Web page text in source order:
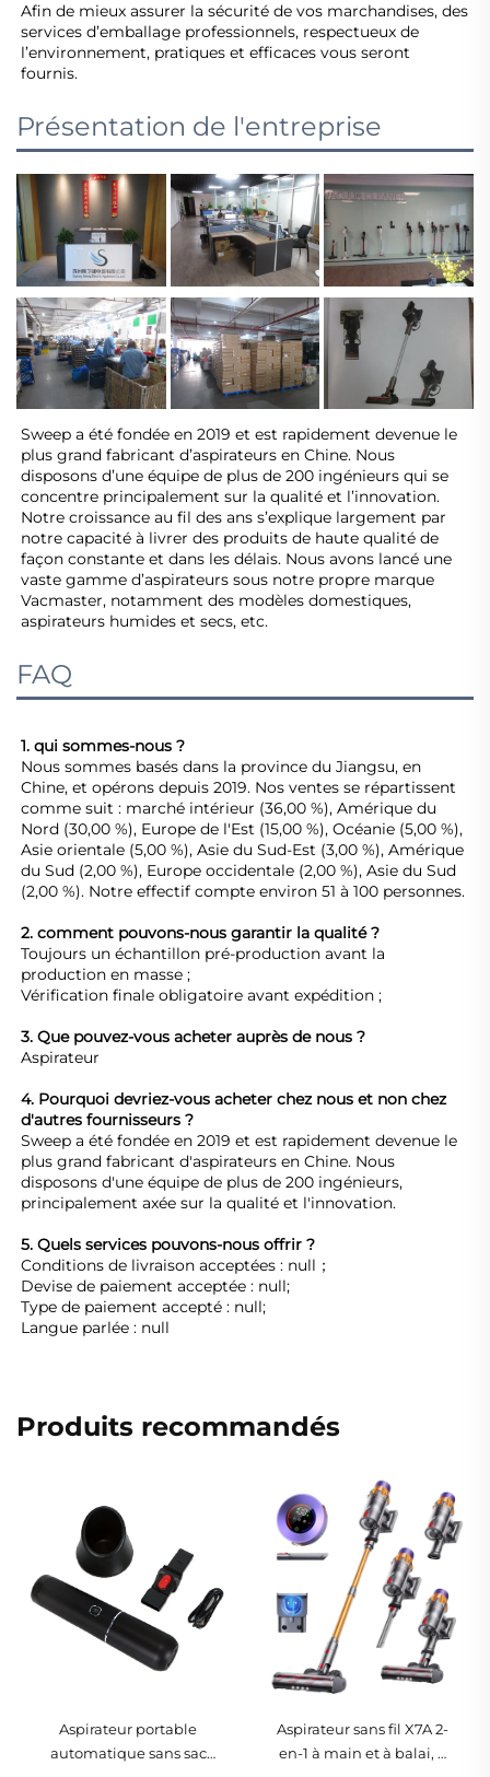
Afin de mieux assurer la sécurité de vos marchandises, des
services d’emballage professionnels, respectueux de
l’environnement, pratiques et efficaces vous seront
fournis.
Présentation de l'entreprise
Sweep a été fondée en 2019 et est rapidement devenue le
plus grand fabricant d’aspirateurs en Chine. Nous
disposons d’une équipe de plus de 200 ingénieurs qui se
concentre principalement sur la qualité et l’innovation.
Notre croissance au fil des ans s’explique largement par
notre capacité à livrer des produits de haute qualité de
façon constante et dans les délais. Nous avons lancé une
vaste gamme d’aspirateurs sous notre propre marque
Vacmaster, notamment des modèles domestiques,
aspirateurs humides et secs, etc.
FAQ
1. qui sommes-nous ?
Nous sommes basés dans la province du Jiangsu, en
Chine, et opérons depuis 2019. Nos ventes se répartissent
comme suit : marché intérieur (36,00 %), Amérique du
Nord (30,00 %), Europe de l'Est (15,00 %), Océanie (5,00 %),
Asie orientale (5,00 %), Asie du Sud-Est (3,00 %), Amérique
du Sud (2,00 %), Europe occidentale (2,00 %), Asie du Sud
(2,00 %). Notre effectif compte environ 51 à 100 personnes.
2. comment pouvons-nous garantir la qualité ?
Toujours un échantillon pré-production avant la
production en masse ;
Vérification finale obligatoire avant expédition ;
3. Que pouvez-vous acheter auprès de nous ?
Aspirateur
4. Pourquoi devriez-vous acheter chez nous et non chez
d'autres fournisseurs ?
Sweep a été fondée en 2019 et est rapidement devenue le
plus grand fabricant d'aspirateurs en Chine. Nous
disposons d'une équipe de plus de 200 ingénieurs,
principalement axée sur la qualité et l'innovation.
5. Quels services pouvons-nous offrir ?
Conditions de livraison acceptées : null；
Devise de paiement acceptée : null;
Type de paiement accepté : null;
Langue parlée : null
Produits recommandés
Aspirateur portable
automatique sans sac
Aspirateur sans fil X7A 2-
en-1 à main et à balai, à